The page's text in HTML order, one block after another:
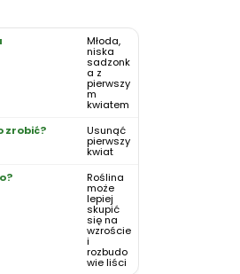
Młoda,
niska
sadzonk
a z
pierwszy
m
kwiatem
Usunąć
pierwszy
kwiat
Roślina
może
lepiej
skupić
się na
wzroście
i
rozbudo
wie liści